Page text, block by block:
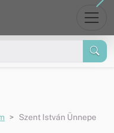
Szent István Ünnepe